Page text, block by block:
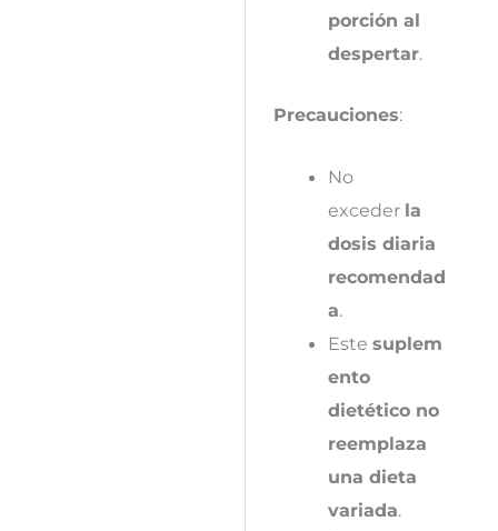
porción al
despertar.
Precauciones:
No
exceder la
dosis diaria
recomendad
a.
Este suplem
ento
dietético no
reemplaza
una dieta
variada.